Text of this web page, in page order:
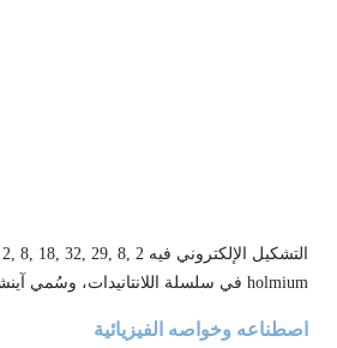
التشكيل الإلكتروني فيه 2 ,8 ,29 ,32 ,18 ,8 ,2 أو Rn]5f
holmium في سلسلة اللانتانيدات، وسُمي آينشتاينيوم تكريماً للفيزيائي الأمريكي الألماني المولد ألبرت أينشتاين Albert Einstein.
اصطناعه وخواصه الفيزيائية